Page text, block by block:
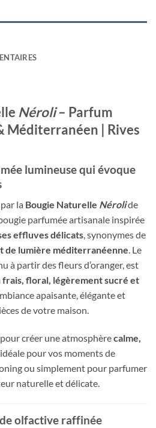
Néroli– Parfum
Méditerranéen | Rives
lumineuse qui évoque
la Bougie Naturelle Nérolide
parfumée artisanale inspirée
effluves délicats, synonymes de
de lumière méditerranéenne. Le
à partir des fleurs d’oranger, est
frais, floral, légèrement sucré et
apaisante, élégante et
de votre maison.
créer une atmosphèrecalme,
idéale pour vos moments de
ou simplement pour parfumer
naturelle et délicate.
olfactive raffinée